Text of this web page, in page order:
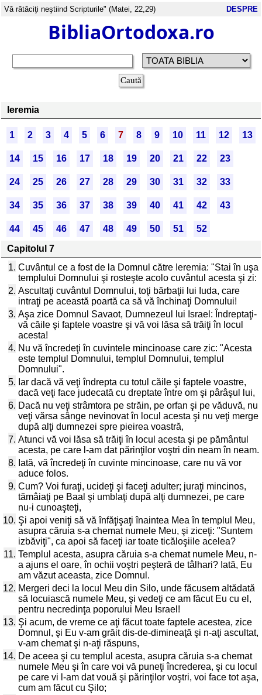
Vă rătăciţi neştiind Scripturile" (Matei, 22,29) DESPRE
BibliaOrtodoxa.ro
Ieremia
1 2 3 4 5 6 7 8 9 10 11 12 13
14 15 16 17 18 19 20 21 22 23
24 25 26 27 28 29 30 31 32 33
34 35 36 37 38 39 40 41 42 43
44 45 46 47 48 49 50 51
52
Capitolul 7
1. Cuvântul ce a fost de la Domnul către Ieremia: "Stai în uşa
templului Domnului şi rosteşte acolo cuvântul acesta şi zi:
2. Ascultaţi cuvântul Domnului, toţi bărbaţii lui Iuda, care
intraţi pe această poartă ca să vă închinaţi Domnului!
3. Aşa zice Domnul Savaot, Dumnezeul lui Israel: Îndreptaţi-
vă căile şi faptele voastre şi vă voi lăsa să trăiţi în locul
acesta!
4. Nu vă încredeţi în cuvintele mincinoase care zic: "Acesta
este templul Domnului, templul Domnului, templul
Domnului".
5. Iar dacă vă veţi îndrepta cu totul căile şi faptele voastre,
dacă veţi face judecată cu dreptate între om şi pârâşul lui,
6. Dacă nu veţi strâmtora pe străin, pe orfan şi pe văduvă, nu
veţi vărsa sânge nevinovat în locul acesta şi nu veţi merge
după alţi dumnezei spre pieirea voastră,
7. Atunci vă voi lăsa să trăiţi în locul acesta şi pe pământul
acesta, pe care l-am dat părinţilor voştri din neam în neam.
8. Iată, vă încredeţi în cuvinte mincinoase, care nu vă vor
aduce folos.
9. Cum? Voi furaţi, ucideţi şi faceţi adulter; juraţi mincinos,
tămâiaţi pe Baal şi umblaţi după alţi dumnezei, pe care
nu-i cunoaşteţi,
10. Şi apoi veniţi să vă înfăţişaţi înaintea Mea în templul Meu,
asupra căruia s-a chemat numele Meu, şi ziceţi: "Suntem
izbăviţi", ca apoi să faceţi iar toate ticăloşiile acelea?
11. Templul acesta, asupra căruia s-a chemat numele Meu, n-
a ajuns el oare, în ochii voştri peşteră de tâlhari? Iată, Eu
am văzut aceasta, zice Domnul.
12. Mergeri deci la locul Meu din Silo, unde făcusem altădată
să locuiască numele Meu, şi vedeţi ce am făcut Eu cu el,
pentru necredinţa poporului Meu Israel!
13. Şi acum, de vreme ce aţi făcut toate faptele acestea, zice
Domnul, şi Eu v-am grăit dis-de-dimineaţă şi n-aţi ascultat,
v-am chemat şi n-aţi răspuns,
14. De aceea şi cu templul acesta, asupra căruia s-a chemat
numele Meu şi în care voi vă puneţi încrederea, şi cu locul
pe care vi l-am dat vouă şi părinţilor voştri, voi face tot aşa,
cum am făcut cu Şilo;